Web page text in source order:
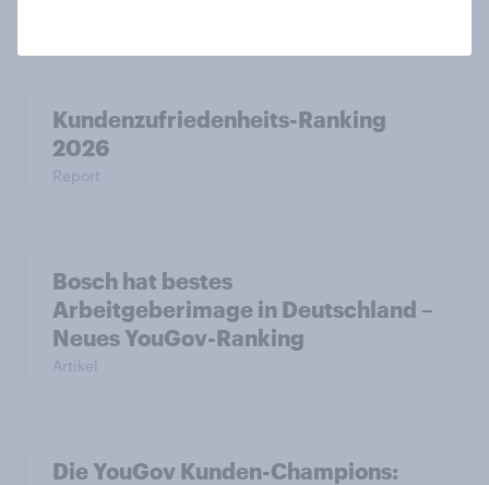
Kundenzufriedenheits-Ranking
2026
Report
Bosch hat bestes
Arbeitgeberimage in Deutschland –
Neues YouGov-Ranking
Artikel
Die YouGov Kunden-Champions: